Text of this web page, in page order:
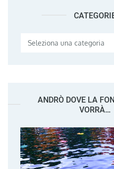
Categorie
ANDRÒ DOVE LA
VORRÀ…